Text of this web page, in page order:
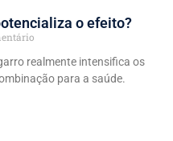
o efeito?
realmente intensifica os
para a saúde.